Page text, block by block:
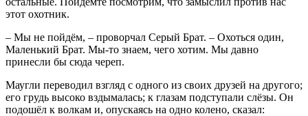
этот охотник.
– Мы не пойдём, – проворчал Серый Брат. – Охоться один,
Маленький Брат. Мы-то знаем, чего хотим. Мы давно
принесли бы сюда череп.
Маугли переводил взгляд с одного из своих друзей на другого;
его грудь высоко вздымалась; к глазам подступали слёзы. Он
подошёл к волкам и, опускаясь на одно колено, сказал: